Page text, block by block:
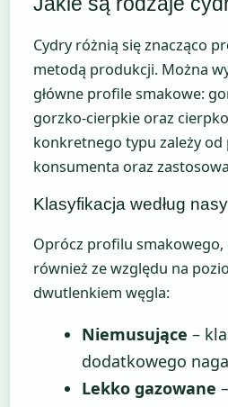
Cydry różnią się znacząco
metodą produkcji. Można
główne profile smakowe:
gorzko-cierpkie oraz
konkretnego typu zależy
konsumenta oraz
Klasyfikacja według
Oprócz profilu smakowego,
również ze względu na
dwutlenkiem węgla:
Niemusujące –
dodatkowego
Lekko gazowane